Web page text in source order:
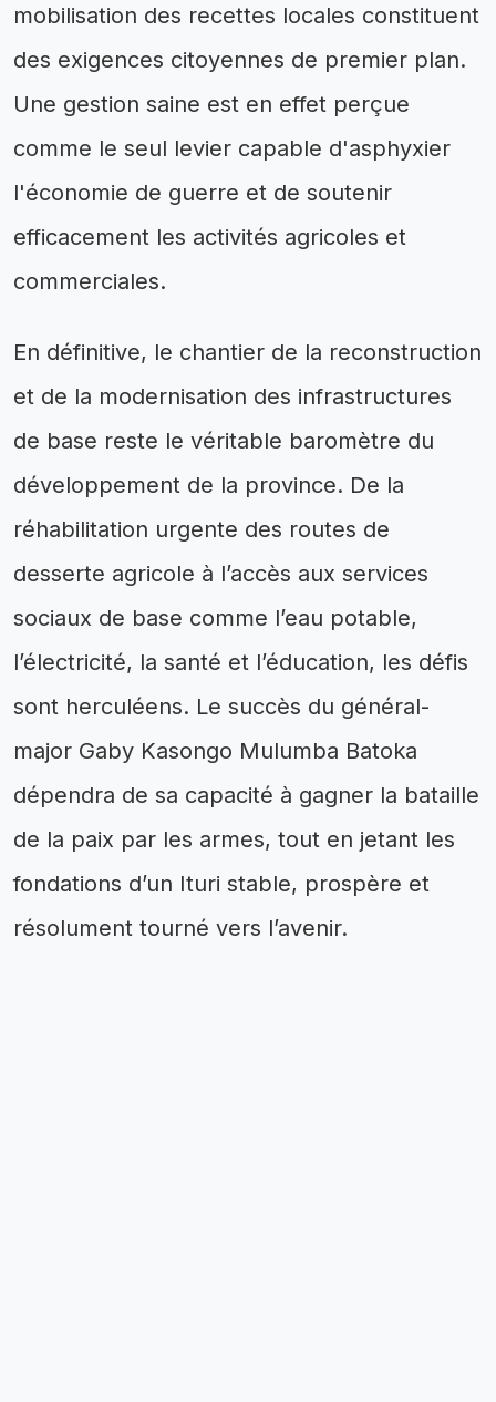
mobilisation des recettes locales constituent
des exigences citoyennes de premier plan.
Une gestion saine est en effet perçue
comme le seul levier capable d'asphyxier
l'économie de guerre et de soutenir
efficacement les activités agricoles et
commerciales.
En définitive, le chantier de la reconstruction
et de la modernisation des infrastructures
de base reste le véritable baromètre du
développement de la province. De la
réhabilitation urgente des routes de
desserte agricole à l’accès aux services
sociaux de base comme l’eau potable,
l’électricité, la santé et l’éducation, les défis
sont herculéens. Le succès du général-
major Gaby Kasongo Mulumba Batoka
dépendra de sa capacité à gagner la bataille
de la paix par les armes, tout en jetant les
fondations d’un Ituri stable, prospère et
résolument tourné vers l’avenir.